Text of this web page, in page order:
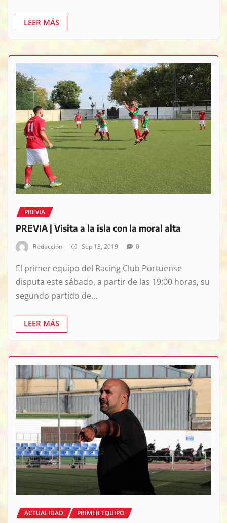
LEER MÁS
PREVIA
PREVIA | Visita a la isla con la moral alta
Redacción Sep 13, 2019 0
El primer equipo del Racing Club Portuense
disputa este sábado, a partir de las 19:00 horas, su
segundo partido de…
LEER MÁS
ACTUALIDAD PRIMER EQUIPO